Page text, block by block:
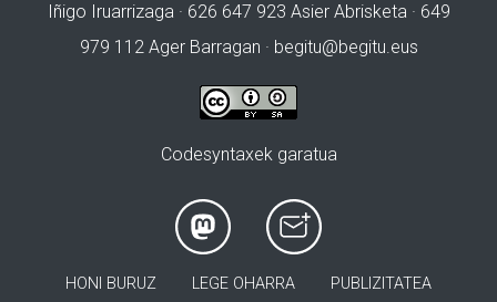
Iñigo Iruarrizaga · 626 647 923 Asier Abrisketa · 649
979 112 Ager Barragan · begitu@begitu.eus
Codesyntaxek garatua
HONI BURUZ LEGE OHARRA PUBLIZITATEA